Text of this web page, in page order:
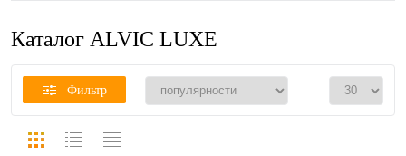
Каталог ALVIC LUXE
Фильтр